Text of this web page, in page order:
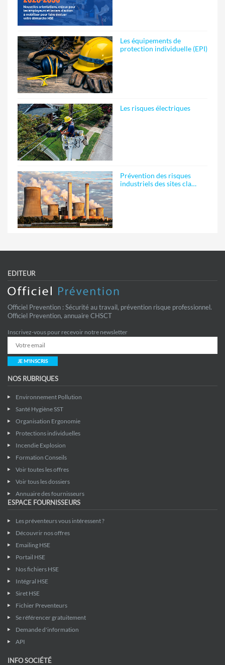
Les équipements de
protection individuelle (EPI)
Les risques électriques
Prévention des risques
industriels des sites cla…
EDITEUR
Officiel Prevention : Sécurité au travail, prévention risque professionnel.
Officiel Prevention, annuaire CHSCT
Inscrivez-vous pour recevoir notre newsletter
JE M'INSCRIS
NOS RUBRIQUES
Environnement Pollution
Santé Hygiène SST
Organisation Ergonomie
Protections individuelles
Incendie Explosion
Formation Conseils
Voir toutes les offres
Voir tous les dossiers
Annuaire des fournisseurs
ESPACE FOURNISSEURS
Les préventeurs vous intéressent ?
Découvrir nos offres
Emailing HSE
Portail HSE
Nos fichiers HSE
Intégral HSE
Siret HSE
Fichier Preventeurs
Se référencer gratuitement
Demande d'information
API
INFO SOCIÉTÉ